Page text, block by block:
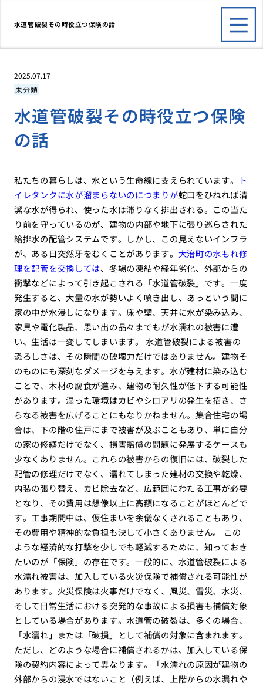
水道管破裂その時役立つ保険の話
2025.07.17
未分類
水道管破裂その時役立つ保険
の話
私たちの暮らしは、水という生命線に支えられています。
ト
イレタンクに水が溜まらないのにつまりが蛇口をひねれば清
潔な水が得られ、使った水は滞りなく排出される。この当た
り前を守っているのが、建物の内部や地下に張り巡らされた
給排水の配管システムです。しかし、この見えないインフラ
が、ある日突然牙をむくことがあります。 大治町の水もれ修
理を配管を交換しては、冬場の凍結や経年劣化、外部からの
衝撃などによって引き起こされる「水道管破裂」です。一度
発生すると、大量の水が勢いよく噴き出し、あっという間に
家の中が水浸しになります。床や壁、天井に水が染み込み、
家具や電化製品、思い出の品々までもが水濡れの被害に遭
い、生活は一変してしまいます。 水道管破裂による被害の
恐ろしさは、その瞬間の破壊力だけではありません。建物そ
のものにも深刻なダメージを与えます。水が建材に染み込む
ことで、木材の腐食が進み、建物の耐久性が低下する可能性
があります。湿った環境はカビやシロアリの発生を招き、さ
らなる被害を広げることにもなりかねません。集合住宅の場
合は、下の階の住戸にまで被害が及ぶこともあり、単に自分
の家の修繕だけでなく、損害賠償の問題に発展するケースも
少なくありません。これらの被害からの復旧には、破裂した
配管の修理だけでなく、濡れてしまった建材の交換や乾燥、
内装の張り替え、カビ除去など、広範囲にわたる工事が必要
となり、その費用は想像以上に高額になることがほとんどで
す。工事期間中は、仮住まいを余儀なくされることもあり、
その費用や精神的な負担も決して小さくありません。 この
ような経済的な打撃を少しでも軽減するために、知っておき
たいのが「保険」の存在です。一般的に、水道管破裂による
水濡れ被害は、加入している火災保険で補償される可能性が
あります。火災保険は火事だけでなく、風災、雪災、水災、
そして日常生活における突発的な事故による損害も補償対象
としている場合があります。水道管の破裂は、多くの場合、
「水濡れ」または「破損」として補償の対象に含まれます。
ただし、どのような場合に補償されるかは、加入している保
険の契約内容によって異なります。「水濡れの原因が建物の
外部からの浸水ではないこと（例えば、上階からの水漏れや